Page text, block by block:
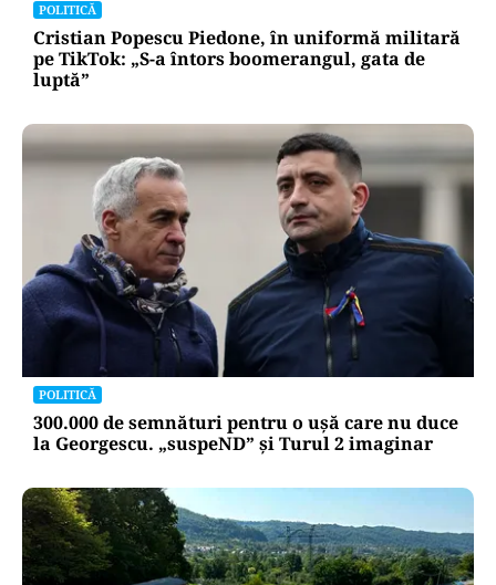
POLITICĂ
Cristian Popescu Piedone, în uniformă militară
pe TikTok: „S-a întors boomerangul, gata de
luptă”
POLITICĂ
300.000 de semnături pentru o ușă care nu duce
la Georgescu. „suspeND” și Turul 2 imaginar